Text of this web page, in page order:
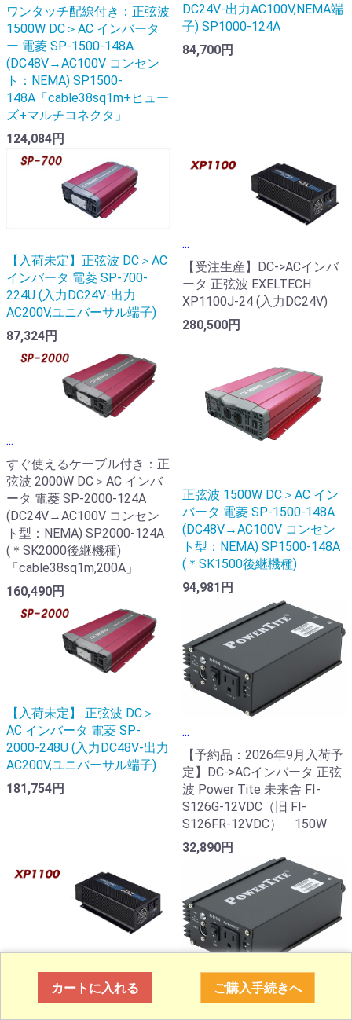
ワンタッチ配線付き：正弦波
1500W DC＞AC インバータ
ー 電菱 SP-1500-148A
(DC48V→AC100V コンセン
ト：NEMA) SP1500-
148A「cable38sq1m+ヒュー
ズ+マルチコネクタ」
124,084円
DC24V-出力AC100V,NEMA端
子) SP1000-124A
84,700円
【入荷未定】正弦波 DC＞AC
インバータ 電菱 SP-700-
224U (入力DC24V-出力
AC200V,ユニバーサル端子)
87,324円
...
【受注生産】DC->ACインバ
ータ 正弦波 EXELTECH
XP1100J-24 (入力DC24V)
280,500円
...
すぐ使えるケーブル付き：正
弦波 2000W DC＞AC インバ
ータ 電菱 SP-2000-124A
(DC24V→AC100V コンセン
ト型：NEMA) SP2000-124A
(＊SK2000後継機種)
「cable38sq1m,200A」
160,490円
正弦波 1500W DC＞AC イン
バータ 電菱 SP-1500-148A
(DC48V→AC100V コンセン
ト型：NEMA) SP1500-148A
(＊SK1500後継機種)
94,981円
【入荷未定】 正弦波 DC＞
AC インバータ 電菱 SP-
2000-248U (入力DC48V-出力
AC200V,ユニバーサル端子)
181,754円
...
【予約品：2026年9月入荷予
定】DC->ACインバータ 正弦
波 Power Tite 未来舎 FI-
S126G-12VDC（旧 FI-
S126FR-12VDC） 150W
32,890円
...
【受注生産】DC->ACインバ
ータ 正弦波 EXELTECH
カートに入れる ご購入手続きへ